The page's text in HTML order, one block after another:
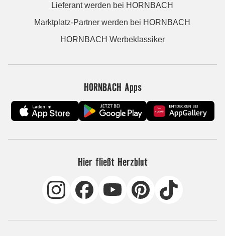
Lieferant werden bei HORNBACH
Marktplatz-Partner werden bei HORNBACH
HORNBACH Werbeklassiker
HORNBACH Apps
Hier fließt Herzblut